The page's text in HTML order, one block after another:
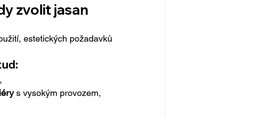
zvolit jasan
estetických požadavků
,
s vysokým provozem,